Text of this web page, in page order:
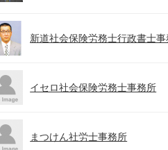
新道社会保険労務士行政書士
イセロ社会保険労務士事務所
まつけん社労士事務所